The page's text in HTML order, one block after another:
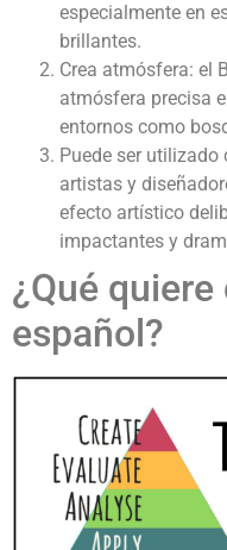
especialmente en
brillantes.
Crea atmósfera: el
atmósfera precisa
entornos como
Puede ser
artistas y
efecto artístico
impactantes y
¿Qué
español?